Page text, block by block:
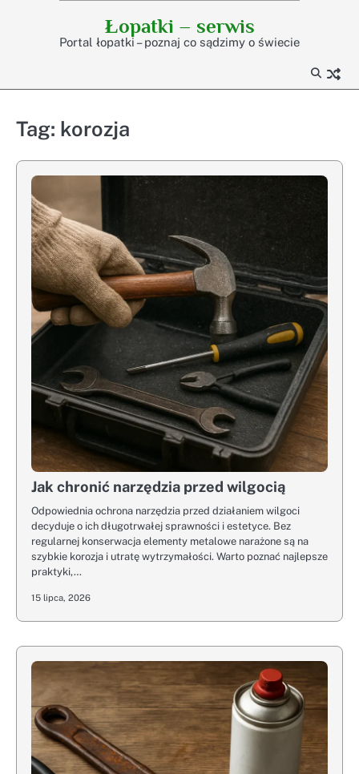
Łopatki – serwis
Portal łopatki – poznaj co sądzimy o świecie
Tag: korozja
Jak chronić narzędzia przed wilgocią
Odpowiednia ochrona narzędzia przed działaniem wilgoci
decyduje o ich długotrwałej sprawności i estetyce. Bez
regularnej konserwacja elementy metalowe narażone są na
szybkie korozja i utratę wytrzymałości. Warto poznać najlepsze
praktyki,…
15 lipca, 2026